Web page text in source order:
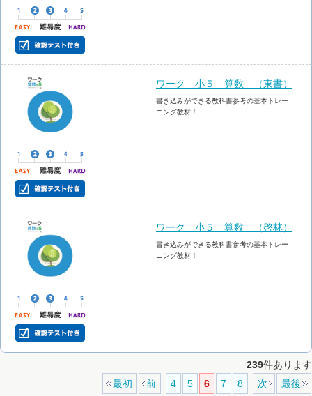
ワーク 小５ 算数 （東書）
書き込みができる教科書参考の基本トレー
ニング教材！
ワーク 小５ 算数 （啓林）
書き込みができる教科書参考の基本トレー
ニング教材！
239件あります
最初
前 4 5 6 7 8 次
最後